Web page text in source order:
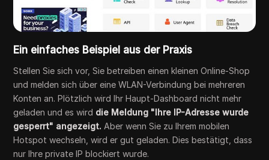
Ein einfaches Beispiel aus der Praxis
Stellen Sie sich vor, Sie betreiben einen kleinen Online-Shop
und melden sich über eine WLAN-Verbindung bei mehreren
Konten an. Plötzlich wird Ihr Haupt-Dashboard nicht mehr
geladen und es wird die Meldung "Ihre IP-Adresse wurde
gesperrt" angezeigt. Aber wenn Sie zu Ihrem mobilen
Hotspot wechseln, wird er gut geladen. Dies bestätigt, dass
nur Ihre private IP blockiert wurde.